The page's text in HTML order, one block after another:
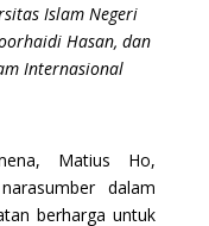
Islam Negeri
Hasan, dan
Internasional
Matius Ho,
dalam
berharga untuk